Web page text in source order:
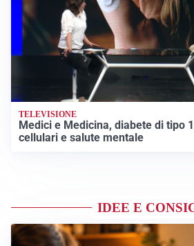
TELEVISIONE
Medici e Medicina, diabete di tipo
cellulari e salute mentale
IDEE E